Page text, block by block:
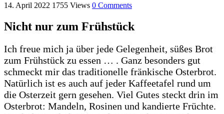
14. April 2022 1755 Views 0 Comments
Nicht nur zum Frühstück
Ich freue mich ja über jede Gelegenheit, süßes Brot
zum Frühstück zu essen … . Ganz besonders gut
schmeckt mir das traditionelle fränkische Osterbrot.
Natürlich ist es auch auf jeder Kaffeetafel rund um
die Osterzeit gern gesehen. Viel Gutes steckt drin im
Osterbrot: Mandeln, Rosinen und kandierte Früchte.